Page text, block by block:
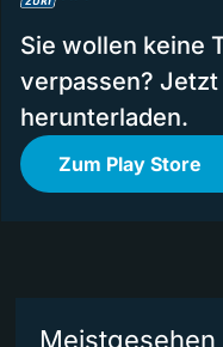
Sie wollen keine
verpassen?
herunterladen.
Zum Play Store
Meistgesehen